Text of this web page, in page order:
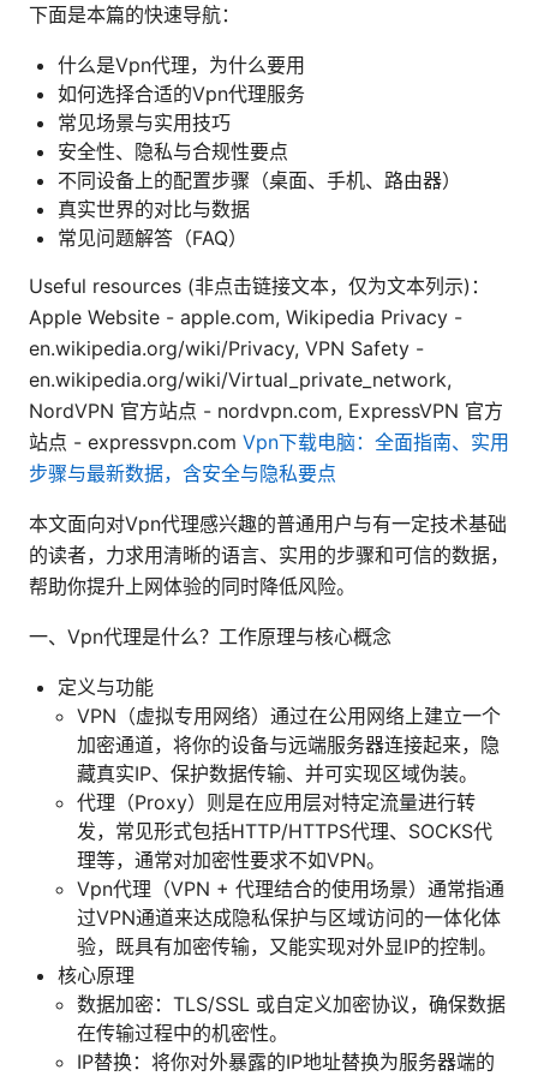
下面是本篇的快速导航：
什么是Vpn代理，为什么要用
如何选择合适的Vpn代理服务
常见场景与实用技巧
安全性、隐私与合规性要点
不同设备上的配置步骤（桌面、手机、路由器）
真实世界的对比与数据
常见问题解答（FAQ）
Useful resources (非点击链接文本，仅为文本列示)：
Apple Website - apple.com, Wikipedia Privacy -
en.wikipedia.org/wiki/Privacy, VPN Safety -
en.wikipedia.org/wiki/Virtual_private_network,
NordVPN 官方站点 - nordvpn.com, ExpressVPN 官方
站点 - expressvpn.com Vpn下载电脑：全面指南、实用
步骤与最新数据，含安全与隐私要点
本文面向对Vpn代理感兴趣的普通用户与有一定技术基础
的读者，力求用清晰的语言、实用的步骤和可信的数据，
帮助你提升上网体验的同时降低风险。
一、Vpn代理是什么？工作原理与核心概念
定义与功能
VPN（虚拟专用网络）通过在公用网络上建立一个
加密通道，将你的设备与远端服务器连接起来，隐
藏真实IP、保护数据传输、并可实现区域伪装。
代理（Proxy）则是在应用层对特定流量进行转
发，常见形式包括HTTP/HTTPS代理、SOCKS代
理等，通常对加密性要求不如VPN。
Vpn代理（VPN + 代理结合的使用场景）通常指通
过VPN通道来达成隐私保护与区域访问的一体化体
验，既具有加密传输，又能实现对外显IP的控制。
核心原理
数据加密：TLS/SSL 或自定义加密协议，确保数据
在传输过程中的机密性。
IP替换：将你对外暴露的IP地址替换为服务器端的